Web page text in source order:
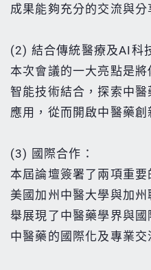
成果能夠充分的交流與分
(2) 結合傳統醫療及AI科
本次會議的一大亮點是
智能技術結合，探索中
應用，從而開啟中醫藥創
(3) 國際合作：
本屆論壇簽署了兩項重要
美國加州中醫大學與加
舉展現了中醫藥學界與
中醫藥的國際化及專業交